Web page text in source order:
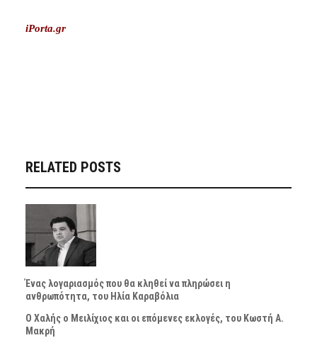
iPorta.gr
RELATED POSTS
Ένας λογαριασμός που θα κληθεί να πληρώσει η
ανθρωπότητα, του Ηλία Καραβόλια
Ο Χαλής ο Μειλίχιος και οι επόμενες εκλογές, του Κωστή Α.
Μακρή